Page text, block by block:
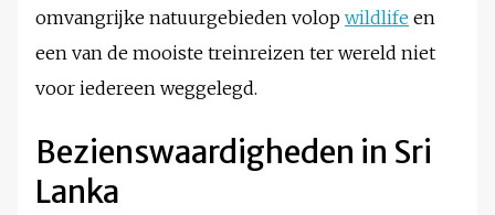
omvangrijke natuurgebieden volop wildlife en
een van de mooiste treinreizen ter wereld niet
voor iedereen weggelegd.
Bezienswaardigheden in Sri
Lanka